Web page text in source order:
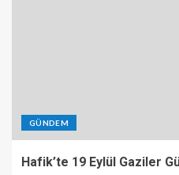
GÜNDEM
Hafik’te 19 Eylül Gaziler